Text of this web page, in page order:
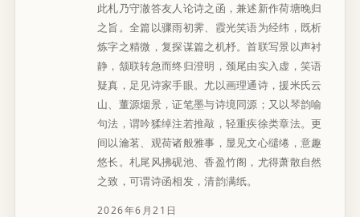
此札乃守澈答友人论诗之函，兼述新作荷塘晚归
之旨。全篇以骤雨初霁、霞光笑语为经纬，既析
炼字之精微，复探谋篇之机杼。首联写景以声衬
静，颔联转急而终归澄明，颈尾由实入虚，笑语
疑真，足见诗家手眼。尤以画理通诗，援米氏云
山、董源烟景，证笔墨与诗境同源；又以琴韵喻
句法，谓吟猱绰注若推敲，轻重疾徐类章法。更
间以瀹茗、观荷诸般雅事，显见文心缱绻，意趣
悠长。札尾风拂砚池、香盈竹阁，尤得萧散自然
之致，可谓诗函相发，清韵满纸。
2026年6月21日